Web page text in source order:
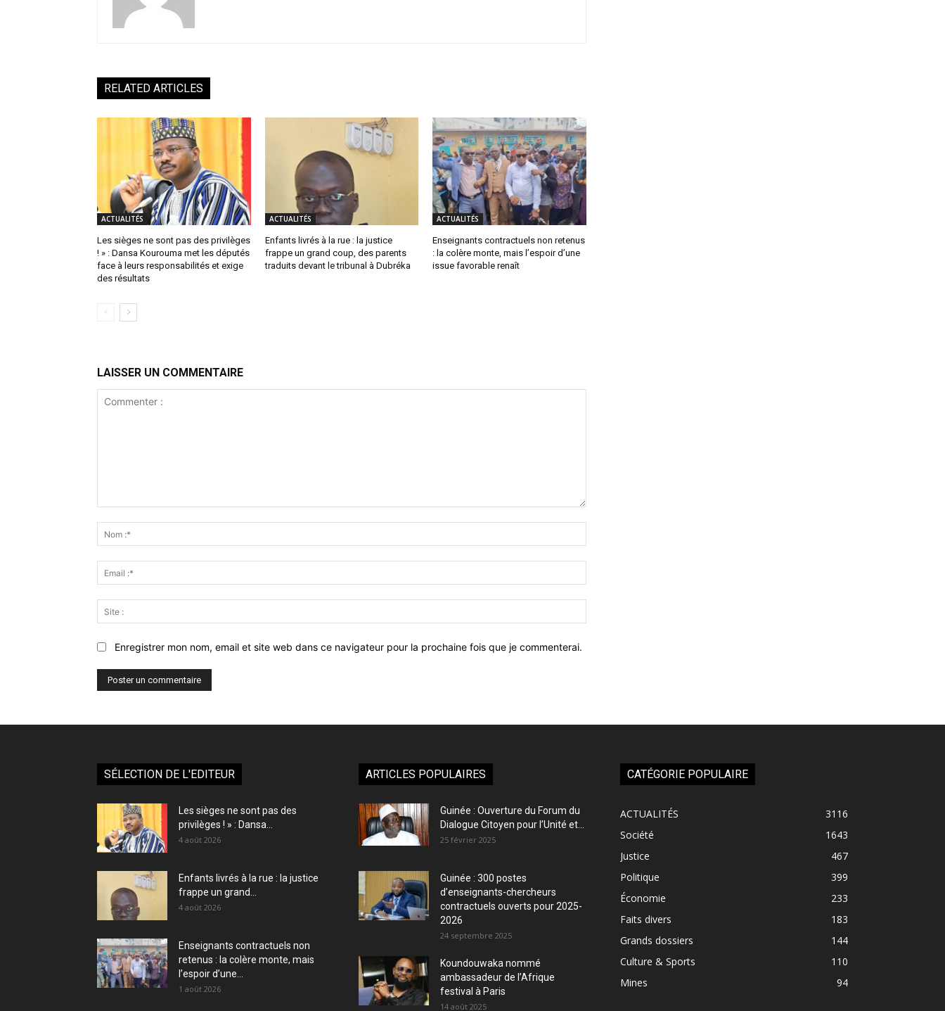
RELATED ARTICLES
ACTUALITÉS
Les sièges ne sont pas des privilèges
! » : Dansa Kourouma met les députés
face à leurs responsabilités et exige
des résultats
ACTUALITÉS
Enfants livrés à la rue : la justice
frappe un grand coup, des parents
traduits devant le tribunal à Dubréka
ACTUALITÉS
Enseignants contractuels non retenus
: la colère monte, mais l’espoir d’une
issue favorable renaît
LAISSER UN COMMENTAIRE
:*
:*
:
Enregistrer mon nom, email et site web dans ce navigateur pour la prochaine fois que je commenterai.
SÉLECTION DE L'EDITEUR
Les sièges ne sont pas des
privilèges ! » : Dansa...
4 août 2026
Enfants livrés à la rue : la justice
frappe un grand...
4 août 2026
Enseignants contractuels non
retenus : la colère monte, mais
l’espoir d’une...
1 août 2026
ARTICLES POPULAIRES
Guinée : Ouverture du Forum du
Dialogue Citoyen pour l’Unité et...
25 février 2025
Guinée : 300 postes
d’enseignants-chercheurs
contractuels ouverts pour 2025-
2026
24 septembre 2025
Koundouwaka nommé
ambassadeur de l’Afrique
festival à Paris
14 août 2025
CATÉGORIE POPULAIRE
ACTUALITÉS
3116
Société
1643
Justice
467
Politique
399
Économie
233
Faits divers
183
Grands dossiers
144
Culture & Sports
110
Mines
94